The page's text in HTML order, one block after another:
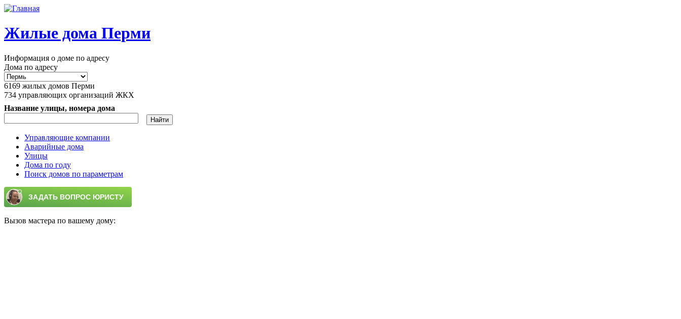
Перейти к основному содержанию
Жилые дома Перми
Информация о доме по адресу
Дома по адресу
6169 жилых домов Перми
734 управляющих организаций ЖКХ
Название улицы, номера дома
Главное меню
Управляющие компании
Аварийные дома
Улицы
Дома по году
Поиск домов по параметрам
Вызов мастера по вашему дому: